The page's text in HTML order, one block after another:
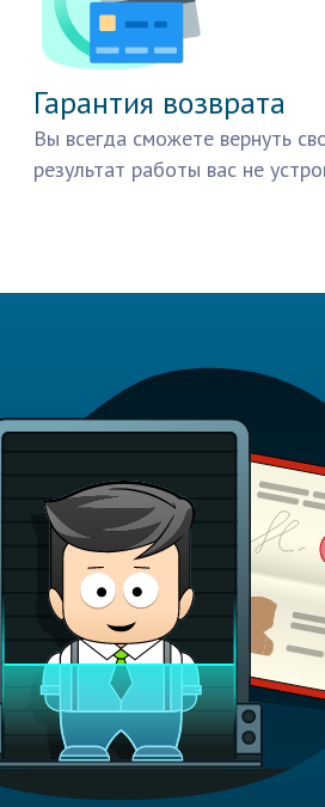
Гарантия возврата
Вы всегда сможете вернуть
результат работы вас не